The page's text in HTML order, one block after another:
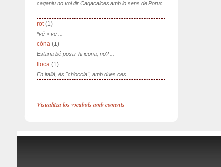
caganiu no vol dir Cagacalces amb lo sens de Poruc.
rot(1)
*vé > ve ...
còna (1)
Estaria bé posar-hi icona, no? ...
lloca (1)
En italià, és "chioccia", amb dues ces. ...
Visualitza los vocabols amb coments